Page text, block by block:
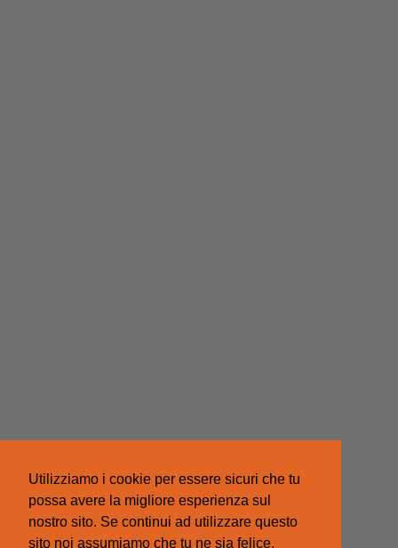
Utilizziamo i cookie per essere sicuri che tu
possa avere la migliore esperienza sul
nostro sito. Se continui ad utilizzare questo
sito noi assumiamo che tu ne sia felice.